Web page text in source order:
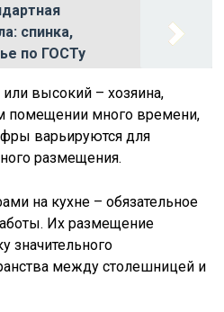
спинка,
по ГОСТу
высокий – хозяина,
помещении много времени,
варьируются для
размещения.
на кухне – обязательное
Их размещение
значительного
между столешницей и